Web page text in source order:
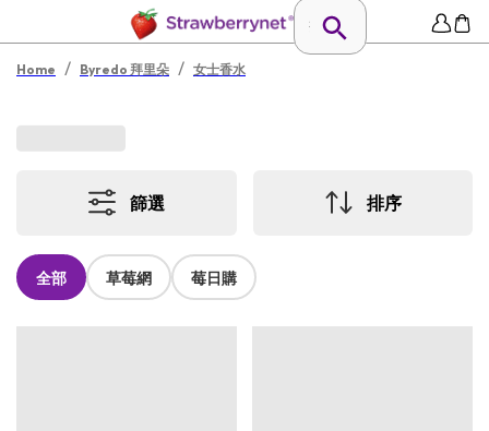
Home / Byredo 拜里朵 / 女士香水
篩選 排序
全部 草莓網 莓日購